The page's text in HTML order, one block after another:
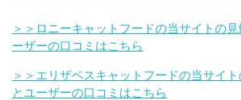
＞＞ロニーキャットフードの当サイトの見
ーザーの口コミはこちら
＞＞エリザベスキャットフードの当サイ
とユーザーの口コミはこちら